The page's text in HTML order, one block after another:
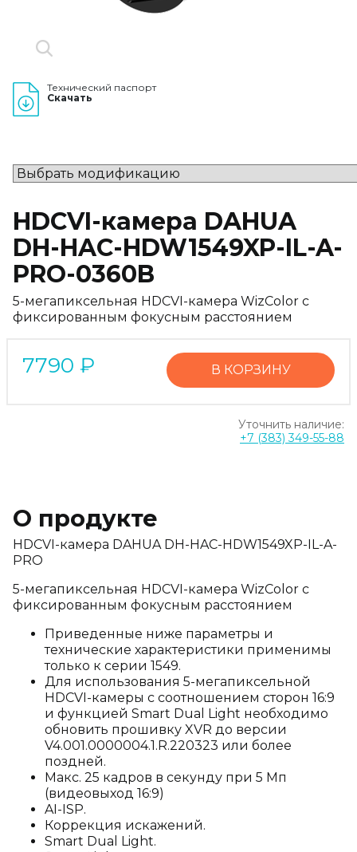
Технический паспорт
Скачать
HDCVI-камера DAHUA
DH-HAC-HDW1549XP-IL-A-
PRO-0360B
5-мегапиксельная HDCVI-камера WizColor с
фиксированным фокусным расстоянием
7790 ₽ В КОРЗИНУ
Уточнить наличие:
+7 (383) 349-55-88
О продукте
HDCVI-камера DAHUA DH-HAC-HDW1549XP-IL-A-
PRO
5-мегапиксельная HDCVI-камера WizColor с
фиксированным фокусным расстоянием
Приведенные ниже параметры и
технические характеристики применимы
только к серии 1549.
Для использования 5-мегапиксельной
HDCVI-камеры с соотношением сторон 16:9
и функцией Smart Dual Light необходимо
обновить прошивку XVR до версии
V4.001.0000004.1.R.220323 или более
поздней.
Макс. 25 кадров в секунду при 5 Мп
(видеовыход 16:9)
AI-ISP.
Коррекция искажений.
Smart Dual Light.